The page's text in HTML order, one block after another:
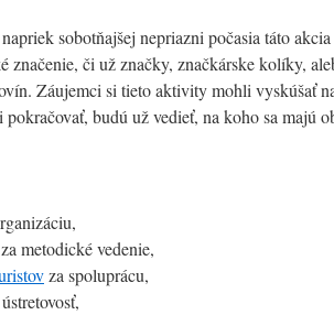
sobotňajšej nepriazni počasia táto
značenie, či už značky, značkárske kolíky,
Záujemci si tieto aktivity mohli vyskúšať
budú už vedieť, na koho sa majú
metodické vedenie,
za spoluprácu,